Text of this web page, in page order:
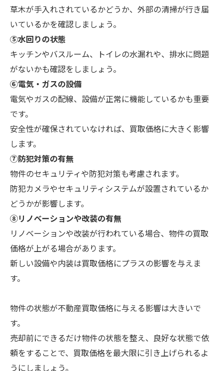
草木が手入れされているかどうか、外部の清掃が行き届
いているかを確認しましょう。
⑤水回りの状態
キッチンやバスルーム、トイレの水漏れや、排水に問題
がないかも確認をしましょう。
⑥電気・ガスの設備
電気やガスの配線、設備が正常に機能しているかも重要
です。
安全性が確保されていなければ、買取価格に大きく影響
します。
⑦防犯対策の有無
物件のセキュリティや防犯対策も考慮されます。
防犯カメラやセキュリティシステムが設置されているか
どうかが影響します。
⑧リノベーションや改装の有無
リノベーションや改装が行われている場合、物件の買取
価格が上がる場合があります。
新しい設備や内装は買取価格にプラスの影響を与えま
す。
物件の状態が不動産買取価格に与える影響は大きいで
す。
売却前にできるだけ物件の状態を整え、良好な状態で依
頼をすることで、買取価格を最大限に引き上げられるよ
うにしましょう。